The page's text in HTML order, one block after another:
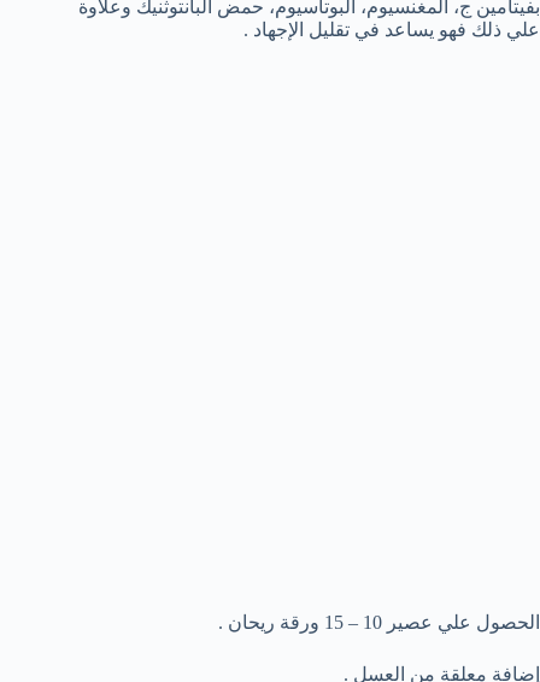
بفيتامين ج، المغنسيوم، البوتاسيوم، حمض البانتوثنيك وعلاوة
علي ذلك فهو يساعد في تقليل الإجهاد .
الحصول علي عصير 10 – 15 ورقة ريحان .
إضافة معلقة من العسل .